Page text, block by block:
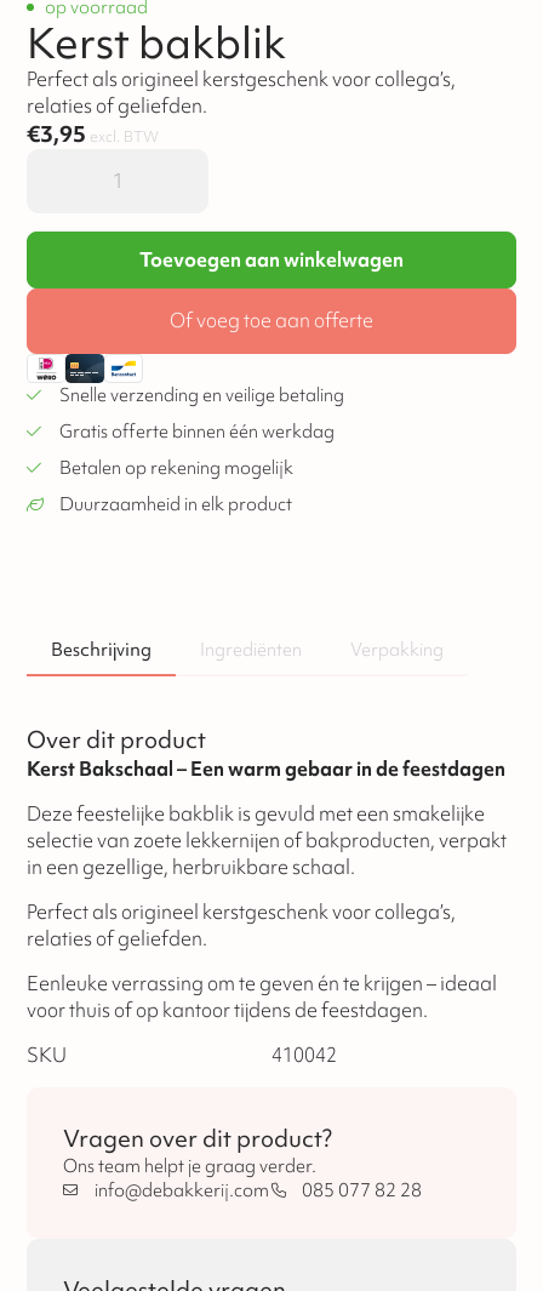
op voorraad
Kerst bakblik
Perfect als origineel kerstgeschenk voor collega’s,
relaties of geliefden.
€3,95 excl. BTW
Toevoegen aan winkelwagen
Of voeg toe aan offerte
Snelle verzending en veilige betaling
Gratis offerte binnen één werkdag
Betalen op rekening mogelijk
Duurzaamheid in elk product
Beschrijving Ingrediënten Verpakking
Over dit product
Kerst Bakschaal – Een warm gebaar in de feestdagen
Deze feestelijke bakblik is gevuld met een smakelijke
selectie van zoete lekkernijen of bakproducten, verpakt
in een gezellige, herbruikbare schaal.
Perfect als origineel kerstgeschenk voor collega’s,
relaties of geliefden.
Eenleuke verrassing om te geven én te krijgen – ideaal
voor thuis of op kantoor tijdens de feestdagen.
SKU
410042
Vragen over dit product?
Ons team helpt je graag verder.
info@debakkerij.com
085 077 82 28